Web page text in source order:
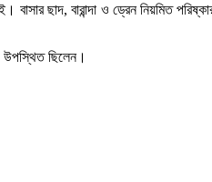
ছাদ, বারান্দা ও ড্রেন নিয়মিত
উপস্থিত ছিলেন।